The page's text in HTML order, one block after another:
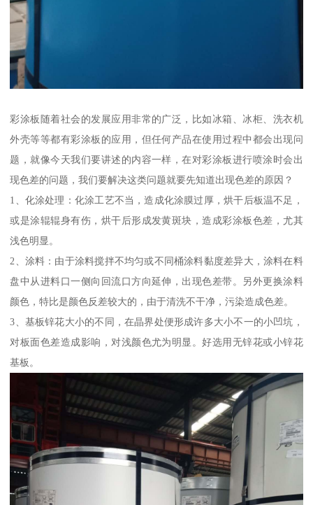
彩涂板随着社会的发展应用非常的广泛，比如冰箱、冰柜、洗衣机
外壳等等都有彩涂板的应用，但任何产品在使用过程中都会出现问
题，就像今天我们要讲述的内容一样，在对彩涂板进行喷涂时会出
现色差的问题，我们要解决这类问题就要先知道出现色差的原因？
1、化涂处理：化涂工艺不当，造成化涂膜过厚，烘干后板温不足，
或是涂辊辊身有伤，烘干后形成发黄斑块，造成彩涂板色差，尤其
浅色明显。
2、涂料：由于涂料搅拌不均匀或不同桶涂料黏度差异大，涂料在料
盘中从进料口一侧向回流口方向延伸，出现色差带。另外更换涂料
颜色，特比是颜色反差较大的，由于清洗不干净，污染造成色差。
3、基板锌花大小的不同，在晶界处便形成许多大小不一的小凹坑，
对板面色差造成影响，对浅颜色尤为明显。好选用无锌花或小锌花
基板。